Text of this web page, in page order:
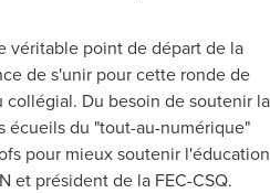
véritable point de départ de la
de s'unir pour cette ronde de
Du besoin de soutenir la
écueils du "tout-au-numérique"
pour mieux soutenir
et président de la FEC-CSQ.